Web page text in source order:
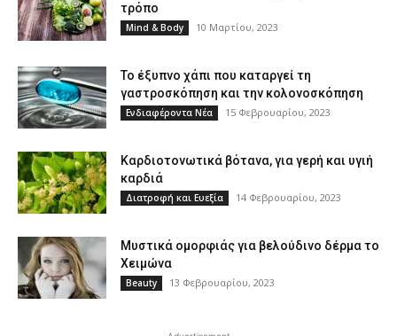
τρόπο
Mind & Body 10 Μαρτίου, 2023
Το έξυπνο χάπι που καταργεί τη
γαστροσκόπηση και την κολονοσκόπηση
Ενδιαφέροντα Νέα 15 Φεβρουαρίου, 2023
Καρδιοτονωτικά βότανα, για γερή και υγιή
καρδιά
Διατροφή και Ευεξία 14 Φεβρουαρίου, 2023
Μυστικά ομορφιάς για βελούδινο δέρμα το
Χειμώνα
Beauty 13 Φεβρουαρίου, 2023